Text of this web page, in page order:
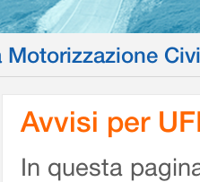
Avvisi per
In questa